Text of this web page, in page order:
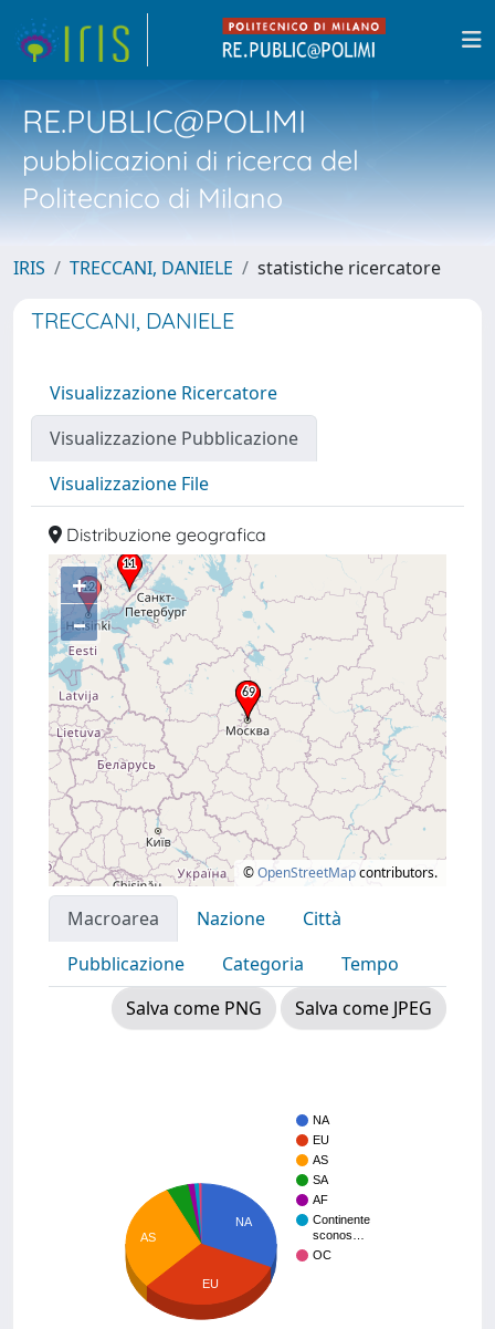
RE.PUBLIC@POLIMI
pubblicazioni di ricerca del
Politecnico di Milano
IRIS TRECCANI, DANIELE statistiche ricercatore
TRECCANI, DANIELE
Visualizzazione Ricercatore
Visualizzazione Pubblicazione
Visualizzazione File
Distribuzione geografica
+
–
©OpenStreetMapcontributors.
Macroarea Nazione
Città
Pubblicazione
Categoria
Tempo
Salva come PNG
Salva come JPEG
NA
EU
AS
SA
AF
Continente
sconos…
OC
NA
AS
EU